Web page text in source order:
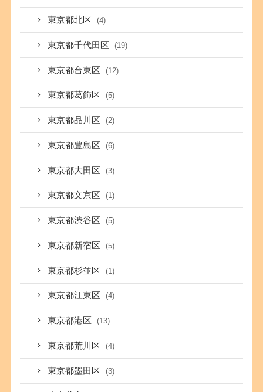
東京都北区 (4)
東京都千代田区 (19)
東京都台東区 (12)
東京都葛飾区 (5)
東京都品川区 (2)
東京都豊島区 (6)
東京都大田区 (3)
東京都文京区 (1)
東京都渋谷区 (5)
東京都新宿区 (5)
東京都杉並区 (1)
東京都江東区 (4)
東京都港区 (13)
東京都荒川区 (4)
東京都墨田区 (3)